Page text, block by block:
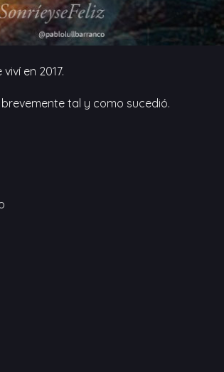
en 2017.
tal y como sucedió.